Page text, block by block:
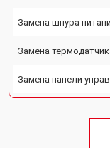
Замена шнура
Замена
Замена панели